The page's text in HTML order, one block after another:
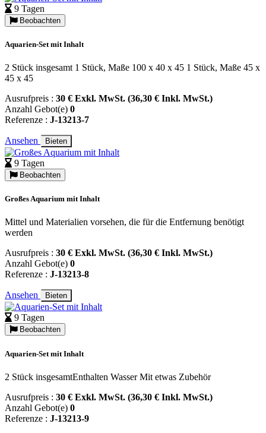
9 Tagen
Beobachten
Aquarien-Set mit Inhalt
2 Stück insgesamt 1 Stück, Maße 100 x 40 x 45 1 Stück, Maße 45 x
45 x 45
Ausrufpreis : 30 € Exkl. MwSt. (36,30 € Inkl. MwSt.)
Anzahl Gebot(e) 0
Referenze : J-13213-7
Ansehen Bieten
9 Tagen
Beobachten
Großes Aquarium mit Inhalt
Mittel und Materialien vorsehen, die für die Entfernung benötigt
werden
Ausrufpreis : 30 € Exkl. MwSt. (36,30 € Inkl. MwSt.)
Anzahl Gebot(e) 0
Referenze : J-13213-8
Ansehen Bieten
9 Tagen
Beobachten
Aquarien-Set mit Inhalt
2 Stück insgesamtEnthalten Wasser Mit etwas Zubehör
Ausrufpreis : 30 € Exkl. MwSt. (36,30 € Inkl. MwSt.)
Anzahl Gebot(e) 0
Referenze : J-13213-9